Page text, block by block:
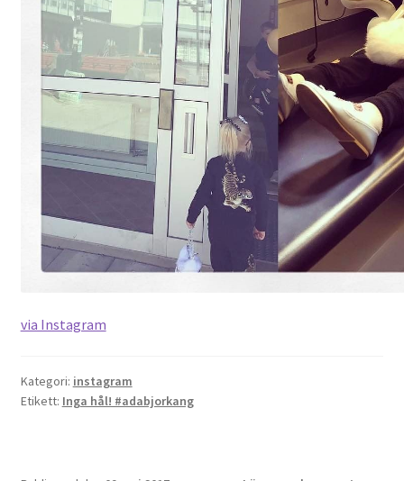
via Instagram
Kategori: instagram
Etikett: Inga hål! #adabjorkang